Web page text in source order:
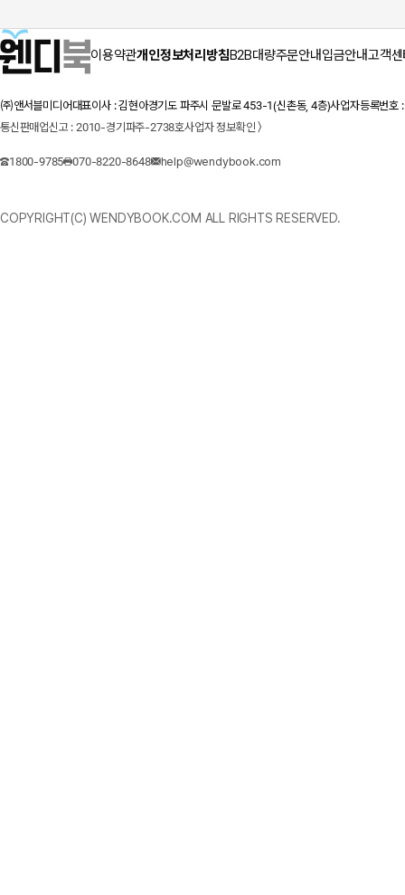
이용약관개인정보처리방침B2B대량주문안내입금안내고객
㈜앤서블미디어대표이사 : 김현아경기도 파주시 문발로 453-1(신촌동, 4층)사업자등록번
통신판매업신고 : 2010-경기파주-2738호사업자 정보확인 〉
1800-9785 070-8220-8648 help@wendybook.com
COPYRIGHT(C) WENDYBOOK.COM ALL RIGHTS RESERVED.